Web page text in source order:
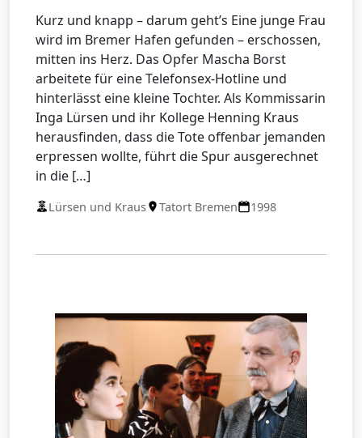
Kurz und knapp – darum geht’s Eine junge Frau
wird im Bremer Hafen gefunden – erschossen,
mitten ins Herz. Das Opfer Mascha Borst
arbeitete für eine Telefonsex-Hotline und
hinterlässt eine kleine Tochter. Als Kommissarin
Inga Lürsen und ihr Kollege Henning Kraus
herausfinden, dass die Tote offenbar jemanden
erpressen wollte, führt die Spur ausgerechnet
in die […]
Lürsen und Kraus Tatort Bremen 1998